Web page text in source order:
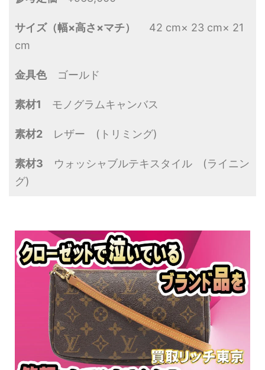
サイズ（幅×高さ×マチ）
42 cm× 23 cm× 21
cm
金具色 ゴールド
素材1 モノグラムキャンバス
素材2 レザー (トリミング)
素材3 ウォッシャブルテキスタイル (ライニン
グ)